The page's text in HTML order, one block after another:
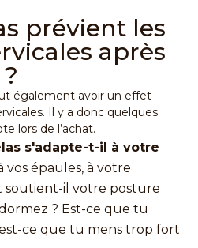
prévient les
après
également avoir un effet
Il y a donc quelques
lors de l’achat.
s'adapte-t-il à votre
vos épaules, à votre
soutient-il votre posture
? Est-ce que tu
ce que tu mens trop fort